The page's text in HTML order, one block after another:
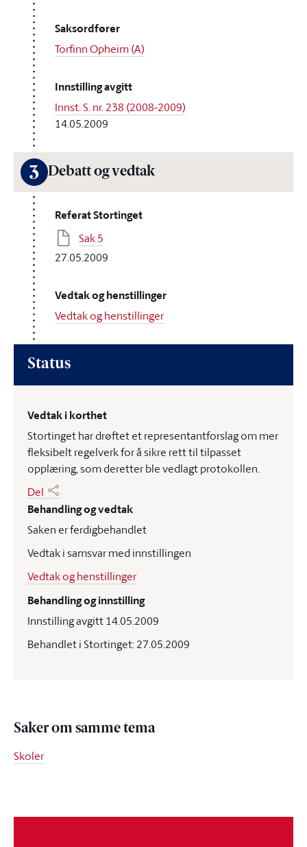
Saksordfører
Torfinn Opheim (A)
Innstilling avgitt
Innst. S. nr. 238 (2008-2009)
14.05.2009
3 Debatt og vedtak
Referat Stortinget
Sak 5
27.05.2009
Vedtak og henstillinger
Vedtak og henstillinger
Status
Vedtak i korthet
Stortinget har drøftet et representantforslag om mer
fleksibelt regelverk for å sikre rett til tilpasset
opplæring, som deretter ble vedlagt protokollen.
Del
Behandling og vedtak
Saken er ferdigbehandlet
Vedtak i samsvar med innstillingen
Vedtak og henstillinger
Behandling og innstilling
Innstilling avgitt 14.05.2009
Behandlet i Stortinget: 27.05.2009
Saker om samme tema
Skoler